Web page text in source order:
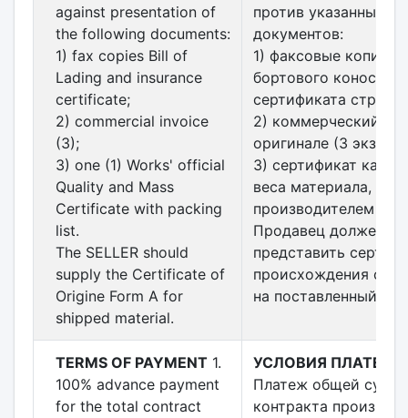
against presentation of
the following documents:
1) fax copies Bill of
Lading and insurance
certificate;
2) commercial invoice
(3);
3) one (1) Works' official
Quality and Mass
Certificate with packing
list.
The SELLER should
supply the Certificate of
Origine Form A for
shipped material.
против указанных
документов:
1) факсовые копии
бортового
сертификата
2) коммерческий
оригинале (3 экз.);
3) сертификат
веса материала,
производителем (1
Продавец должен
представить
происхождения
на поставленный
TERMS OF PAYMENT1.
100% advance payment
for the total contract
УСЛОВИЯ ПЛАТЕЖА
Платеж общей
контракта